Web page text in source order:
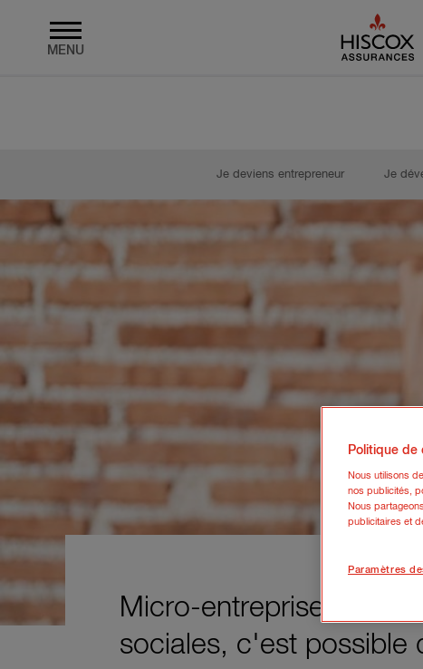
MENU
Je deviens entrepreneur Je
Micro-entreprise 3,6 %
sociales, c'est possible
Politique de
Nous utilisons
nos publicités,
Nous
publicitaires et
Paramètres